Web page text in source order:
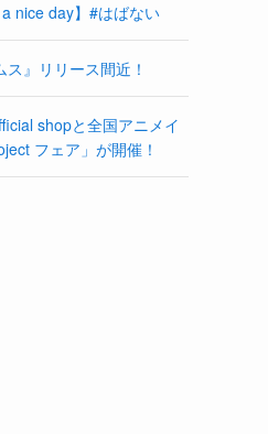
a nice day】#はばない
ス』リリース間近！
shopと全国アニメイ
フェア」が開催！